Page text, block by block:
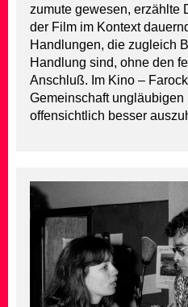
zumute gewesen, erzählte
der Film im Kontext
Handlungen, die zugleich
Handlung sind, ohne den
Anschluß. Im Kino –
Gemeinschaft
offensichtlich besser